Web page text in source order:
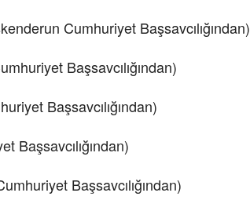
Cumhuriyet Başsavcılığından)
Başsavcılığından)
Başsavcılığından)
Başsavcılığından)
Başsavcılığından)